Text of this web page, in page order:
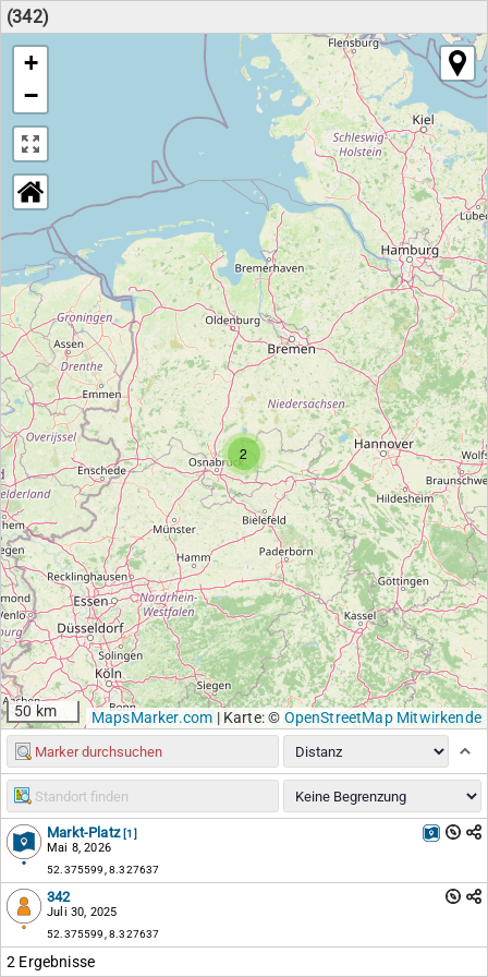
(342)
2
+
−
50 km MapsMarker.com |Karte: © OpenStreetMap Mitwirkende
Markt-Platz [1]
Mai 8, 2026
52.375599, 8.327637
342
Juli 30, 2025
52.375599, 8.327637
2 Ergebnisse